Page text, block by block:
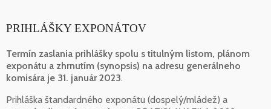
PRIHLÁŠKY EXPONÁTOV
Termín zaslania prihlášky spolu s titulným listom, plánom
exponátu a zhrnutím (synopsis) na adresu generálneho
komisára je 31. január 2023.
Prihláška štandardného exponátu (dospelý/mládež) a